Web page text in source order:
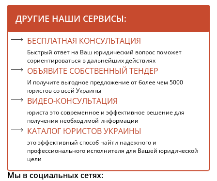
ДРУГИЕ НАШИ СЕРВИСЫ:
БЕСПЛАТНАЯ КОНСУЛЬТАЦИЯ
Быстрый ответ на Ваш юридический вопрос поможет
сориентироваться в дальнейших действиях
ОБЪЯВИТЕ СОБСТВЕННЫЙ ТЕНДЕР
И получите выгодное предложение от более чем 5000
юристов со всей Украины
ВИДЕО-КОНСУЛЬТАЦИЯ
юриста это современное и эффективное решение для
получения необходимой информации
КАТАЛОГ ЮРИСТОВ УКРАИНЫ
это эффективный способ найти надежного и
профессионального исполнителя для Вашей юридической
цели
Мы в социальных сетях: